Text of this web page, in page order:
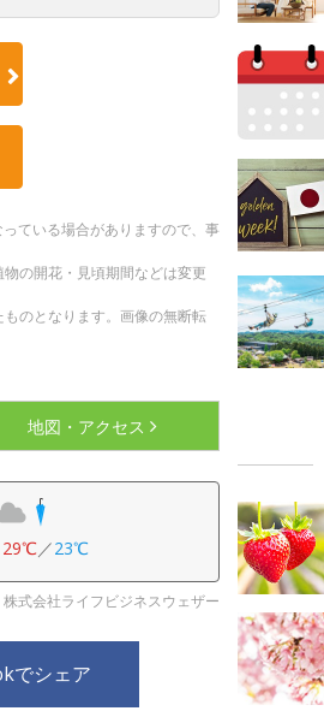
ている場合がありますので、事
の開花・見頃期間などは変更
のとなります。画像の無断転
地図・アクセス
29℃／23℃
式会社ライフビジネスウェザー
でシェア